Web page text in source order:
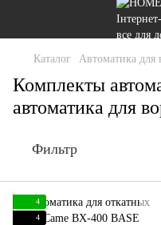
Каталог Автоматика для
Комплекты
автоматика для
Фильтр
4
4